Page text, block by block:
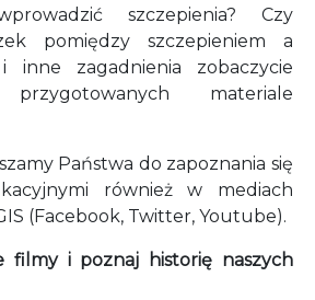
szczepienia? Czy
pomiędzy szczepieniem a
inne zagadnienia zobaczycie
materiale
Państwa do zapoznania się
również w mediach
(Facebook, Twitter, Youtube).
filmy i poznaj historię naszych